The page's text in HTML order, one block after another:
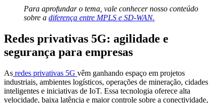
Para aprofundar o tema, vale conhecer nosso conteúdo
sobre a diferença entre MPLS e SD-WAN.
Redes privativas 5G: agilidade e
segurança para empresas
As redes privativas 5G vêm ganhando espaço em projetos
industriais, ambientes logísticos, operações de mineração, cidades
inteligentes e iniciativas de IoT. Essa tecnologia oferece alta
velocidade, baixa latência e maior controle sobre a conectividade,